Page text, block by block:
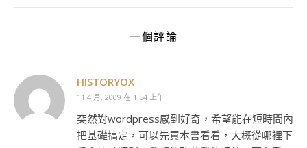
一個評論
HISTORYOX
11 4 月, 2009 在 1:54 上午
突然對wordpress感到好奇，希望能在短時間內
把基礎搞定，可以先買本書看看，大概從哪裡下